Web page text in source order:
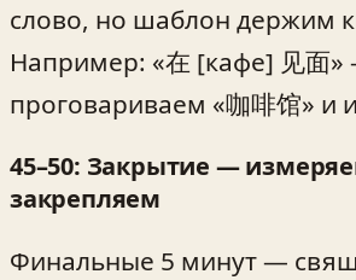
слово, но шаблон держим
Например: «在 [кафе] 见面
проговариваем «咖啡馆» и
45–50: Закрытие —
закрепляем
Финальные 5 минут —